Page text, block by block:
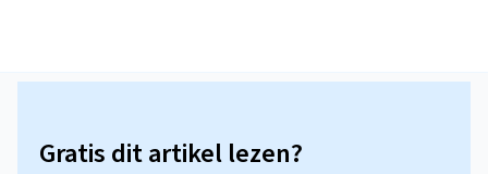
Gratis dit artikel lezen?